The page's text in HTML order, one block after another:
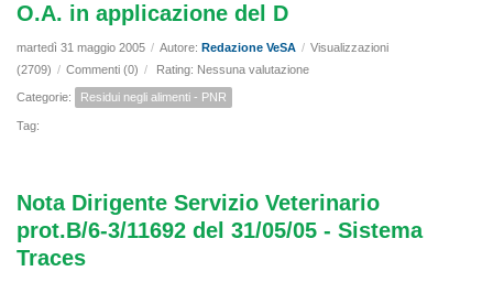
O.A. in applicazione del D
martedì 31 maggio 2005 / Autore: Redazione VeSA / Visualizzazioni
(2709) / Commenti (0) / Rating: Nessuna valutazione
Categorie: Residui negli alimenti - PNR
Tag:
Nota Dirigente Servizio Veterinario
prot.B/6-3/11692 del 31/05/05 - Sistema
Traces